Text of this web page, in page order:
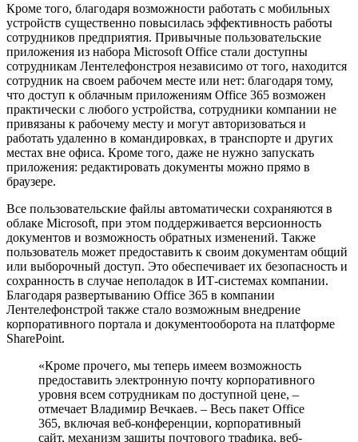
Кроме того, благодаря возможности работать с мобильных
устройств существенно повысилась эффективность работы
сотрудников предприятия. Привычные пользовательские
приложения из набора Microsoft Office стали доступны
сотрудникам Лентелефонстроя независимо от того, находится
сотрудник на своем рабочем месте или нет: благодаря тому,
что доступ к облачным приложениям Office 365 возможен
практически с любого устройства, сотрудники компании не
привязаны к рабочему месту и могут авторизоваться и
работать удаленно в командировках, в транспорте и других
местах вне офиса. Кроме того, даже не нужно запускать
приложения: редактировать документы можно прямо в
браузере.
Все пользовательские файлы автоматически сохраняются в
облаке Microsoft, при этом поддерживается версионность
документов и возможность обратных изменений. Также
пользователь может предоставить к своим документам общий
или выборочный доступ. Это обеспечивает их безопасность и
сохранность в случае неполадок в ИТ-системах компании.
Благодаря развертыванию Office 365 в компании
Лентелефонстрой также стало возможным внедрение
корпоративного портала и документооборота на платформе
SharePoint.
«Кроме прочего, мы теперь имеем возможность
предоставить электронную почту корпоративного
уровня всем сотрудникам по доступной цене, –
отмечает Владимир Вечкаев. – Весь пакет Office
365, включая веб-конференции, корпоративный
сайт, механизм защиты почтового трафика, веб-